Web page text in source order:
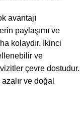
avantajı
paylaşımı ve
kolaydır. İkinci
ve
çevre dostudur.
ve doğal